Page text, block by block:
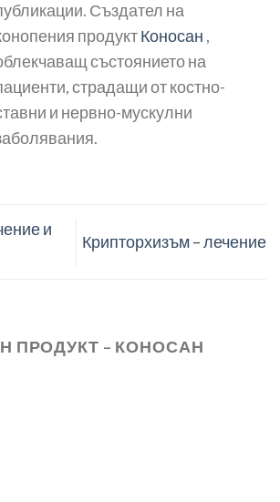
Създател на
продуктКоносан ,
състоянието на
страдащи от костно-
и нервно-мускулни
и
Крипторхизъм – лечение
ПРОДУКТ – КОНОСАН